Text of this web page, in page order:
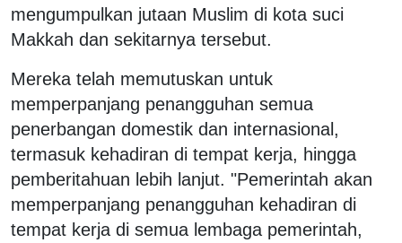
mengumpulkan jutaan Muslim di kota suci
Makkah dan sekitarnya tersebut.
Mereka telah memutuskan untuk
memperpanjang penangguhan semua
penerbangan domestik dan internasional,
termasuk kehadiran di tempat kerja, hingga
pemberitahuan lebih lanjut. "Pemerintah akan
memperpanjang penangguhan kehadiran di
tempat kerja di semua lembaga pemerintah,